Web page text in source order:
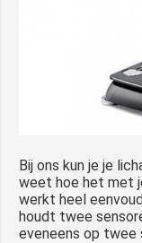
Bij ons kun je je
weet hoe het met
werkt heel
houdt twee
eveneens op twee